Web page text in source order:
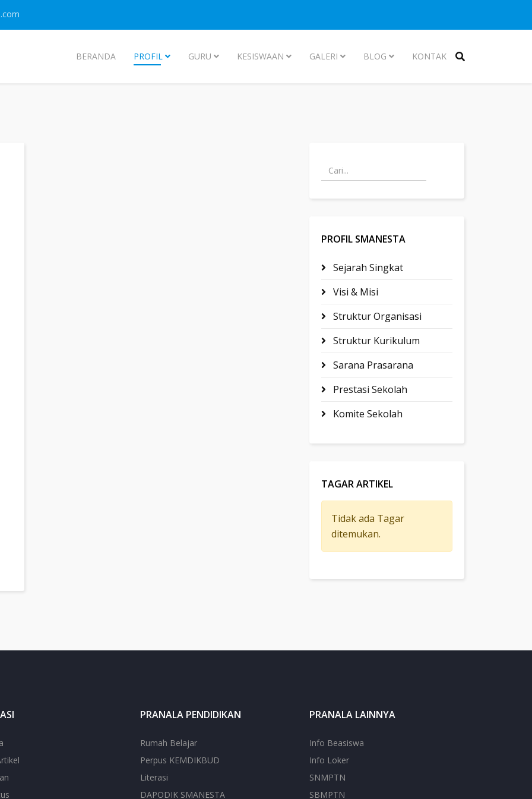
BERANDA PROFIL GURU KESISWAAN GALERI BLOG KONTAK
PROFIL SMANESTA
Sejarah Singkat
Visi & Misi
Struktur Organisasi
Struktur Kurikulum
Sarana Prasarana
Prestasi Sekolah
Komite Sekolah
TAGAR ARTIKEL
Tidak ada Tagar
ditemukan.
PRANALA PENDIDIKAN
Rumah Belajar
Perpus KEMDIKBUD
Literasi
DAPODIK SMANESTA
PRANALA LAINNYA
Info Beasiswa
Info Loker
SNMPTN
SBMPTN